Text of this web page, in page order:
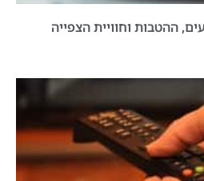
ההטבות וחוויית הצפייה